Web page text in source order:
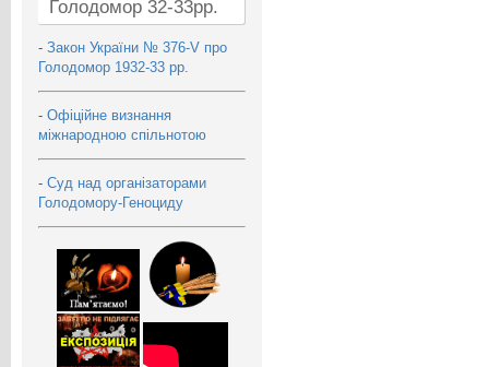
Голодомор 32-33рр.
- Закон України № 376-V про
Голодомор 1932-33 рр.
- Офіційне визнання
міжнародною спільнотою
- Суд над організаторами
Голодомору-Геноциду